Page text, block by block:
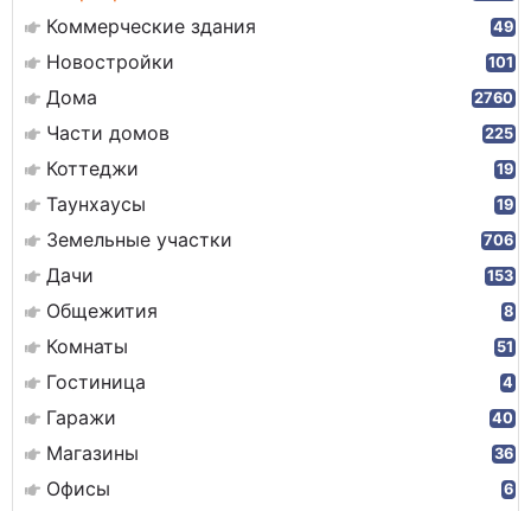
Коммерческие здания
49
Новостройки 101
Дома 2760
Части домов 225
Коттеджи 19
Таунхаусы 19
Земельные участки 706
Дачи 153
Общежития 8
Комнаты 51
Гостиница 4
Гаражи 40
Магазины 36
Офисы 6